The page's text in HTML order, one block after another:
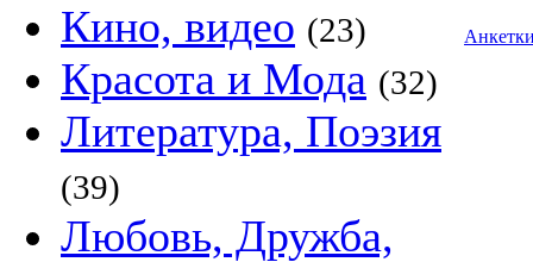
Кино, видео (23)
Красота и Мода (32)
Литература, Поэзия
(39)
Любовь, Дружба,